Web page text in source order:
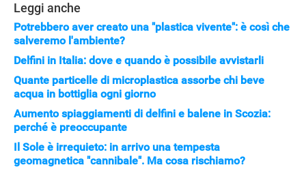
Leggi anche
Potrebbero aver creato una "plastica vivente": è così che
salveremo l'ambiente?
Delfini in Italia: dove e quando è possibile avvistarli
Quante particelle di microplastica assorbe chi beve
acqua in bottiglia ogni giorno
Aumento spiaggiamenti di delfini e balene in Scozia:
perché è preoccupante
Il Sole è irrequieto: in arrivo una tempesta
geomagnetica "cannibale". Ma cosa rischiamo?